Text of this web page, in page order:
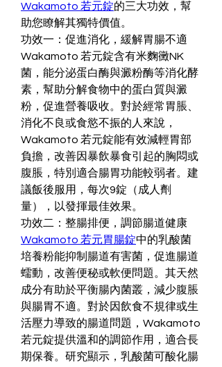
Wakamoto 若元錠的三大功效，幫
助您瞭解其獨特價值。
功效一：促進消化，緩解胃腸不適
Wakamoto 若元錠含有米麴黴NK
菌，能分泌蛋白酶與澱粉酶等消化酵
素，幫助分解食物中的蛋白質與澱
粉，促進營養吸收。對於經常胃脹、
消化不良或食慾不振的人來說，
Wakamoto 若元錠能有效減輕胃部
負擔，改善因暴飲暴食引起的胸悶或
腹脹，特別適合腸胃功能較弱者。建
議飯後服用，每次9錠（成人劑
量），以發揮最佳效果。
功效二：整腸排便，調節腸道健康
Wakamoto 若元胃腸錠中的乳酸菌
培養粉能抑制腸道有害菌，促進腸道
蠕動，改善便秘或軟便問題。其天然
成分有助於平衡腸內菌叢，減少腹脹
與腸胃不適。對於因飲食不規律或生
活壓力導致的腸道問題，Wakamoto
若元錠提供溫和的調節作用，適合長
期保養。研究顯示，乳酸菌可酸化腸